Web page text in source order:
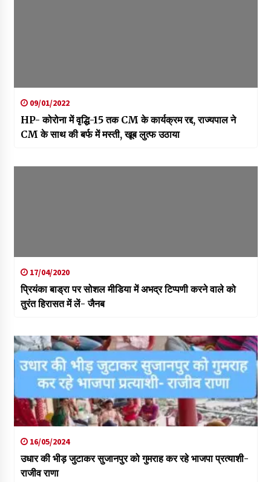
09/01/2022
HP- कोरोना में वृद्धि-15 तक CM के कार्यक्रम रद्द, राज्यपाल ने
CM के साथ की बर्फ में मस्ती, खूब लुत्फ उठाया
17/04/2020
प्रियंका बाड्रा पर सोशल मीडिया में अभद्र टिप्पणी करने वाले को
तुरंत हिरासत में लें- जैनब
16/05/2024
उधार की भीड़ जुटाकर सुजानपुर को गुमराह कर रहे भाजपा प्रत्याशी-
राजीव राणा